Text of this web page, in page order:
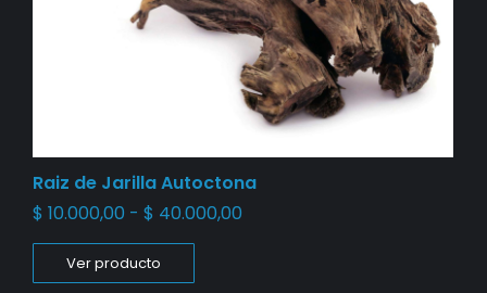
Raiz de Jarilla Autoctona
$ 10.000,00 - $ 40.000,00
Ver producto